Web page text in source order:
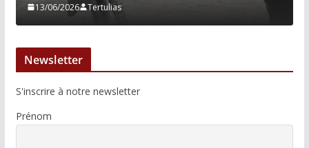
13/06/2026 Tertulias
Newsletter
S'inscrire à notre newsletter
Prénom